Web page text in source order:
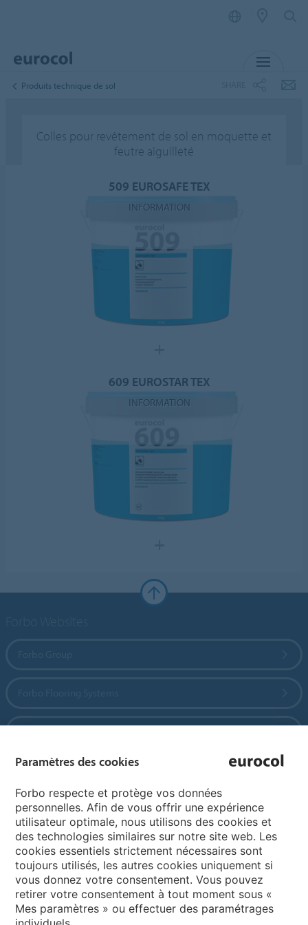
Produits technique de sol
Colles pour revêtement de sol en moquette et
feutre aiguilleté
509 EUROSAFE TEX
INFORMATION
609 EUROSTAR TEX
INFORMATION
Pages de langue
Choisissez votre langue
My Forbo
Inspiration et références
Paramètres des cookies
Forbo respecte et protège vos données
personnelles. Afin de vous offrir une expérience
utilisateur optimale, nous utilisons des cookies et
des technologies similaires sur notre site web. Les
cookies essentiels strictement nécessaires sont
toujours utilisés, les autres cookies uniquement si
vous donnez votre consentement. Vous pouvez
retirer votre consentement à tout moment sous «
Mes paramètres » ou effectuer des paramétrages